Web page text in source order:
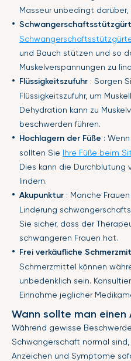
Masseur unbedingt
und Bauch stützen und so
Muskelverspannungen zu
Flüssigkeitszufuhr : Sorgen
Flüssigkeitszufuhr, um
Dehydration kann zu
beschwerden führen.
Hochlagern der Füße :
sollten Sie Ihre Füße beim
Dies kann die Durchblutung
lindern.
Akupunktur : Manche
Linderung
Sie sicher, dass der
schwangeren Frauen hat.
Frei verkäufliche
Schmerzmittel können
unbedenklich sein.
Einnahme jeglicher
Wann sollte man einen
Während gewisse
Schwangerschaft normal
Anzeichen und Symptome